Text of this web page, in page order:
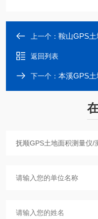
上一个： 鞍山GPS
返回列表
下一个： 本溪GPS